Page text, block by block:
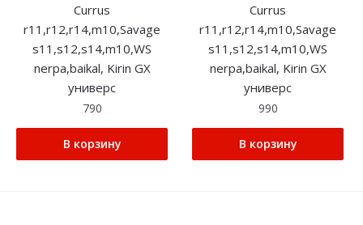
Currus
r11,r12,r14,m10,Savage
s11,s12,s14,m10,WS
nerpa,baikal, Kirin GX
универс
790
В корзину
Currus
r11,r12,r14,m10,Savage
s11,s12,s14,m10,WS
nerpa,baikal, Kirin GX
универс
990
В корзину